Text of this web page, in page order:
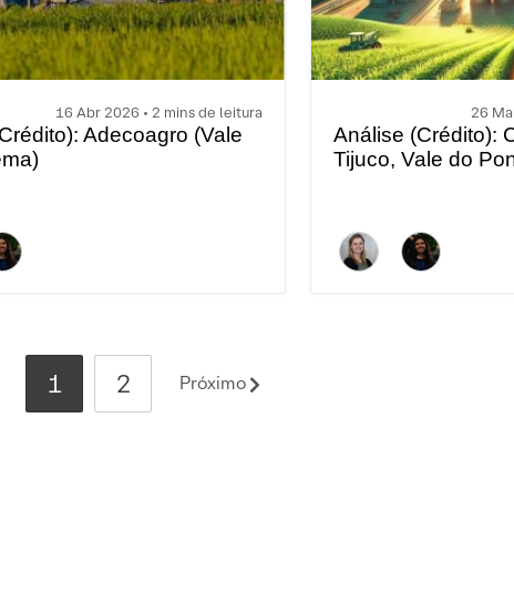
16 Abr 2026 • 2 mins de leitura
Adecoagro (Vale
26
Análise (Crédito):
Tijuco, Vale do
1 2 Próximo